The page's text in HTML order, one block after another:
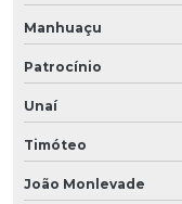
Manhuaçu
Patrocínio
Unaí
Timóteo
João Monlevade